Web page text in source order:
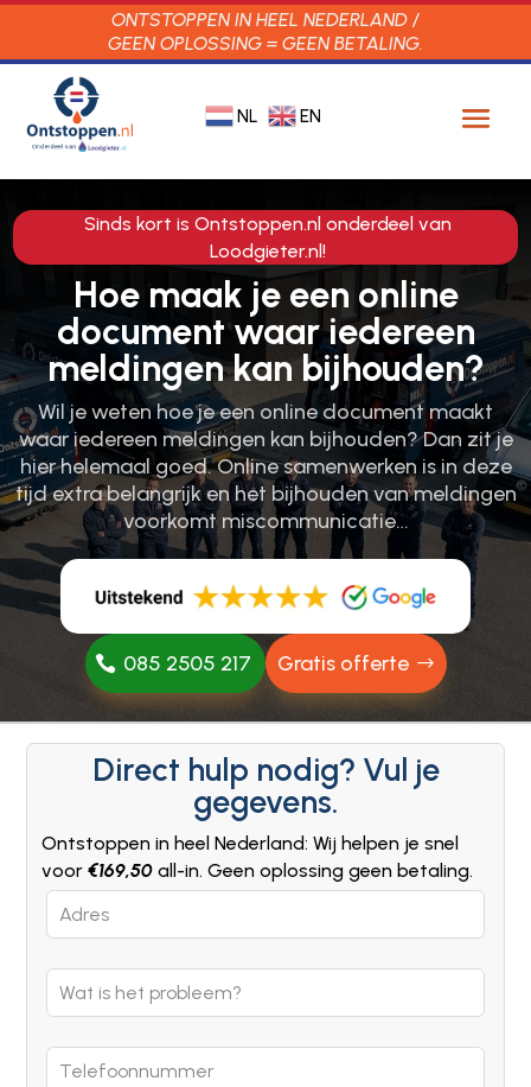
ONTSTOPPEN IN HEEL NEDERLAND /
GEEN OPLOSSING = GEEN BETALING.
NL EN
Sinds kort is Ontstoppen.nl onderdeel van
Loodgieter.nl!
Hoe maak je een online
document waar iedereen
meldingen kan bijhouden?
Wil je weten hoe je een online document maakt
waar iedereen meldingen kan bijhouden? Dan zit je
hier helemaal goed. Online samenwerken is in deze
tijd extra belangrijk en het bijhouden van meldingen
voorkomt miscommunicatie…
085 2505 217 Gratis offerte
Direct hulp nodig? Vul je
gegevens.
Ontstoppen in heel Nederland: Wij helpen je snel
voor€169,50 all-in. Geen oplossing geen betaling.
Leave
this
blank